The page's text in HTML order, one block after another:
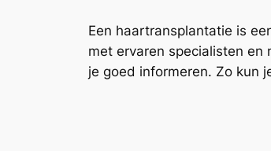
Een haartransplantatie is
met ervaren specialisten en
je goed informeren. Zo kun